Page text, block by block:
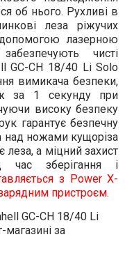
об нього. Рухливі в
леза ріжучих
допомогою лазерною
чисті
GC-CH 18/40 Li Solo
вимикача безпеки,
за 1 секунду при
високу безпеку
гарантує безпечну
над ножами кущоріза
леза, а міцний захист
час зберігання і
з Power X-
пристроєм.
GC-CH 18/40 Li
за